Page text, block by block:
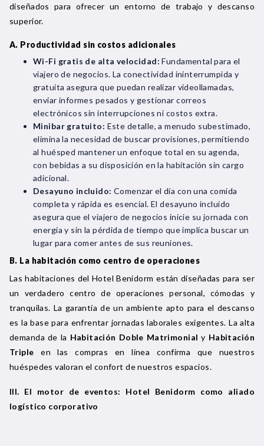
diseñados para ofrecer un entorno de trabajo y descanso
superior.
A. Productividad sin costos adicionales
Wi-Fi gratis de alta velocidad: Fundamental para el
viajero de negocios. La conectividad ininterrumpida y
gratuita asegura que puedan realizar videollamadas,
enviar informes pesados y gestionar correos
electrónicos sin interrupciones ni costos extra.
Minibar gratuito: Este detalle, a menudo subestimado,
elimina la necesidad de buscar provisiones, permitiendo
al huésped mantener un enfoque total en su agenda,
con bebidas a su disposición en la habitación sin cargo
adicional.
Desayuno incluido: Comenzar el día con una comida
completa y rápida es esencial. El desayuno incluido
asegura que el viajero de negocios inicie su jornada con
energía y sin la pérdida de tiempo que implica buscar un
lugar para comer antes de sus reuniones.
B. La habitación como centro de operaciones
Las habitaciones del Hotel Benidorm están diseñadas para ser
un verdadero centro de operaciones personal, cómodas y
tranquilas. La garantía de un ambiente apto para el descanso
es la base para enfrentar jornadas laborales exigentes. La alta
demanda de la Habitación Doble Matrimonial y Habitación
Triple en las compras en línea confirma que nuestros
huéspedes valoran el confort de nuestros espacios.
III. El motor de eventos: Hotel Benidorm como aliado
logístico corporativo